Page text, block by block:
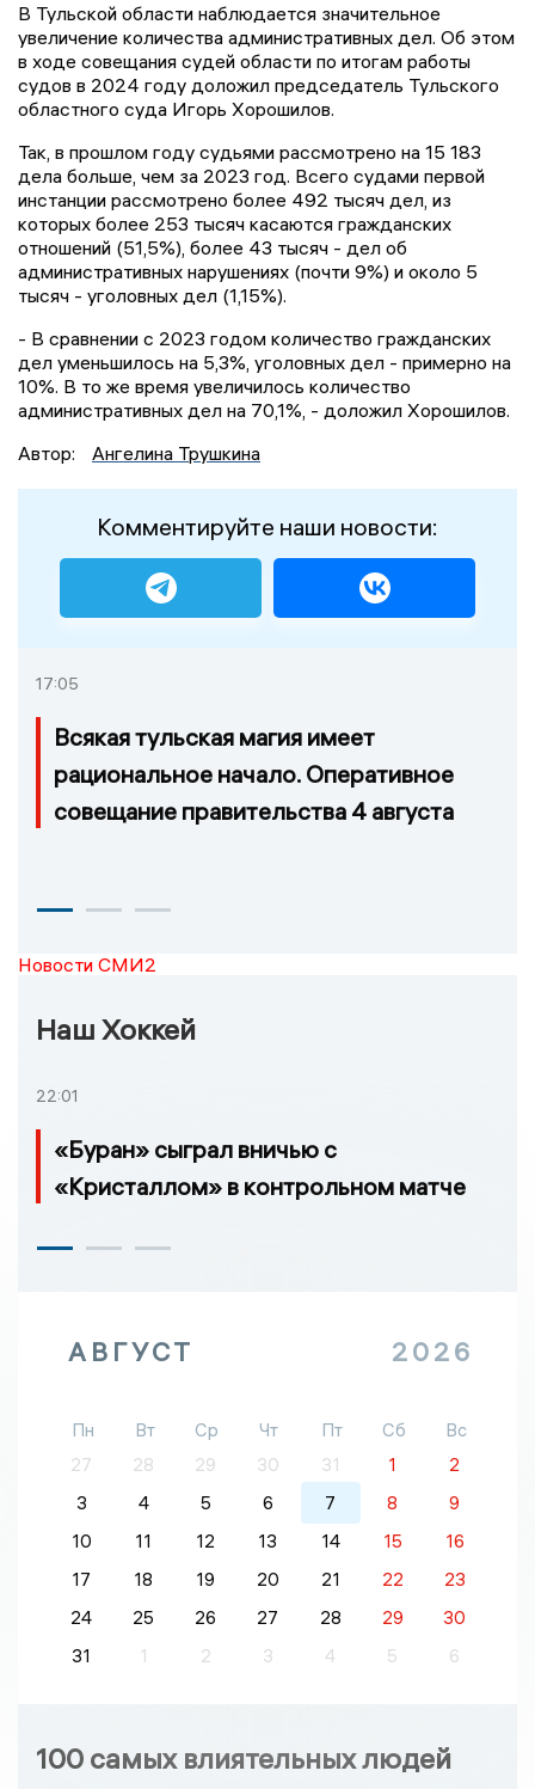
В Тульской области наблюдается значительное
увеличение количества административных дел. Об этом
в ходе совещания судей области по итогам работы
судов в 2024 году доложил председатель Тульского
областного суда Игорь Хорошилов.
Так, в прошлом году судьями рассмотрено на 15 183
дела больше, чем за 2023 год. Всего судами первой
инстанции рассмотрено более 492 тысяч дел, из
которых более 253 тысяч касаются гражданских
отношений (51,5%), более 43 тысяч - дел об
административных нарушениях (почти 9%) и около 5
тысяч - уголовных дел (1,15%).
- В сравнении с 2023 годом количество гражданских
дел уменьшилось на 5,3%, уголовных дел - примерно на
10%. В то же время увеличилось количество
административных дел на 70,1%, - доложил Хорошилов.
Автор:
Ангелина Трушкина
Комментируйте наши новости:
17:05
Всякая тульская магия имеет
рациональное начало. Оперативное
совещание правительства 4 августа
Новости СМИ2
Наш Хоккей
22:01
«Буран» сыграл вничью с
«Кристаллом» в контрольном матче
АВГУСТ 2026
Пн Вт Ср Чт Пт Сб
Вс
27
28 29 30 31 1
2
3
4 5 6 7 8
9
10
11 12 13 14 15
16
17
18 19 20 21 22
23
24
25 26 27 28 29
30
31
1 2 3 4 5 6
100 самых влиятельных людей